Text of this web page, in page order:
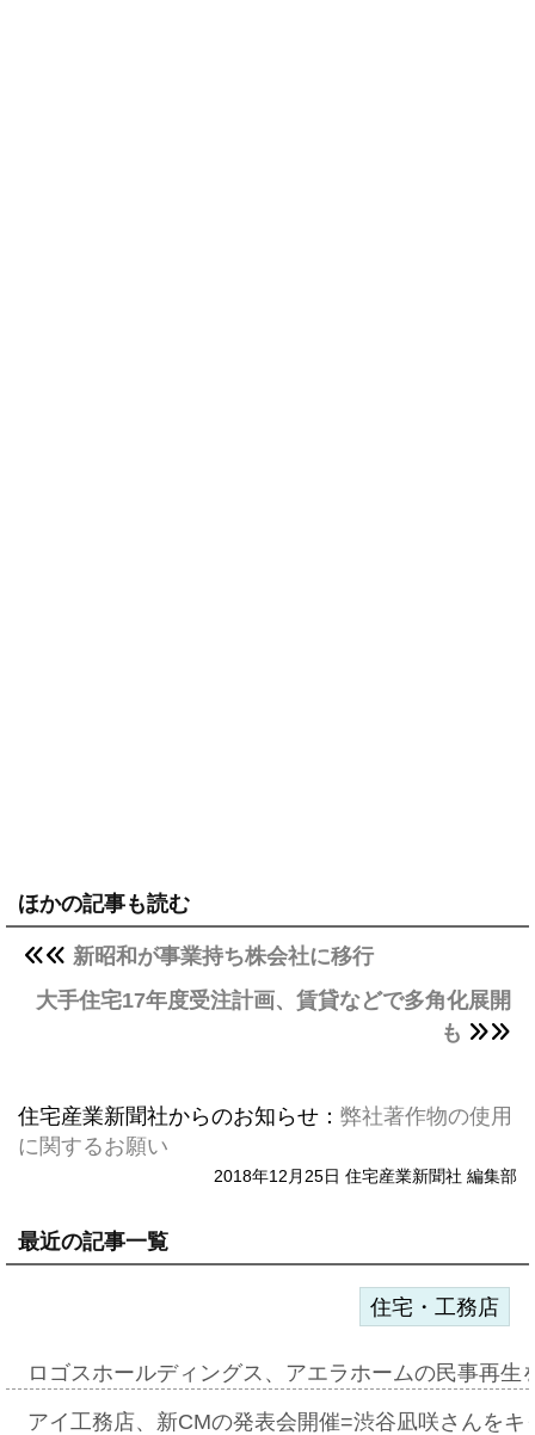
ほかの記事も読む
新昭和が事業持ち株会社に移行
大手住宅17年度受注計画、賃貸などで多角化展開
も
住宅産業新聞社からのお知らせ： 弊社著作物の使用
に関するお願い
2018年12月25日 住宅産業新聞社 編集部
最近の記事一覧
住宅・工務店
ロゴスホールディングス、アエラホームの民事再
アイ工務店、新CMの発表会開催=渋谷凪咲さんを